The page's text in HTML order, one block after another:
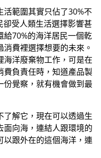
活範圍其實只佔了30%不
卻受人類生活選擇影響甚
70%的海洋居民一個乾
費裡選擇想要的未來。
洋廢棄物工作，可是在
費負責任時，知道產品製
份覺察，就有機會做到最
了解它，現在可以透過生
向海，連結人跟環境的
以跟外在的這個海洋，連